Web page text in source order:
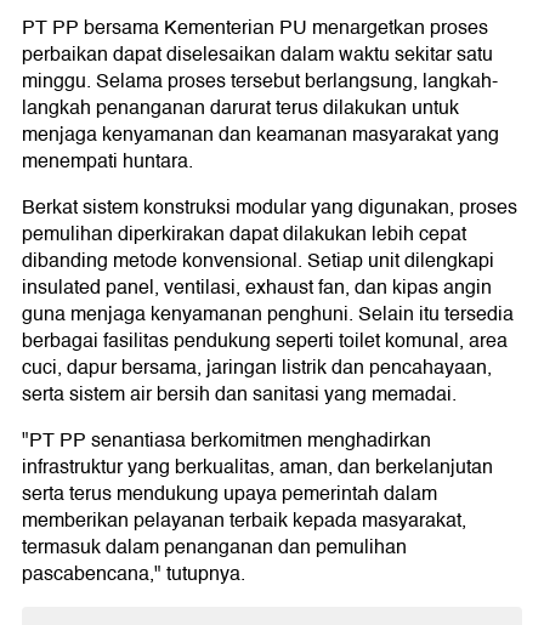
PT PP bersama Kementerian PU menargetkan proses
perbaikan dapat diselesaikan dalam waktu sekitar satu
minggu. Selama proses tersebut berlangsung, langkah-
langkah penanganan darurat terus dilakukan untuk
menjaga kenyamanan dan keamanan masyarakat yang
menempati huntara.
Berkat sistem konstruksi modular yang digunakan, proses
pemulihan diperkirakan dapat dilakukan lebih cepat
dibanding metode konvensional. Setiap unit dilengkapi
insulated panel, ventilasi, exhaust fan, dan kipas angin
guna menjaga kenyamanan penghuni. Selain itu tersedia
berbagai fasilitas pendukung seperti toilet komunal, area
cuci, dapur bersama, jaringan listrik dan pencahayaan,
serta sistem air bersih dan sanitasi yang memadai.
"PT PP senantiasa berkomitmen menghadirkan
infrastruktur yang berkualitas, aman, dan berkelanjutan
serta terus mendukung upaya pemerintah dalam
memberikan pelayanan terbaik kepada masyarakat,
termasuk dalam penanganan dan pemulihan
pascabencana," tutupnya.